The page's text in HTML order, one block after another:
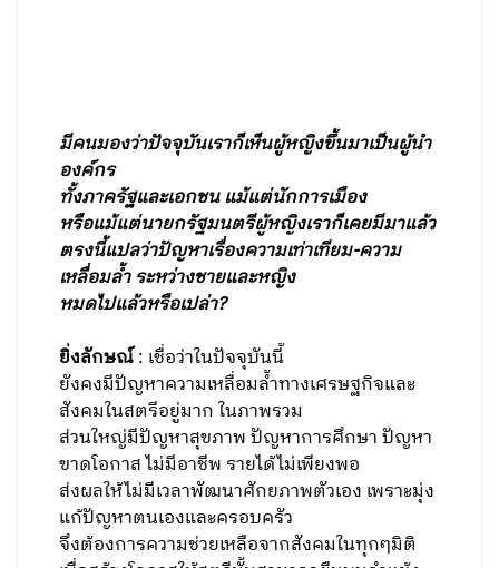
มีคนมองว่าปัจจุบันเราก็เห็นผู้หญิงขึ้นมาเป็นผู้นำ
องค์กร
ทั้งภาครัฐและเอกชน แม้แต่นักการเมือง
หรือแม้แต่นายกรัฐมนตรีผู้หญิงเราก็เคยมีมาแล้ว
ตรงนี้แปลว่าปัญหาเรื่องความเท่าเทียม-ความ
เหลื่อมล้ำ ระหว่างชายและหญิง
หมดไปแล้วหรือเปล่า?